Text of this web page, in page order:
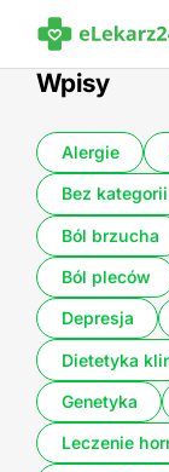
Wpisy
Alergie
Bez kategorii
Ból brzucha
Ból pleców
Depresja
Dietetyka
Genetyka
Leczenie